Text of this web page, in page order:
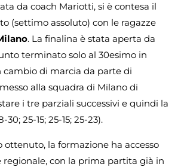
da coach Mariotti, si è contesa il
(settimo assoluto) con le ragazze
. La finalina è stata aperta da
terminato solo al 30esimo in
cambio di marcia da parte di
alla squadra di Milano di
i tre parziali successivi e quindi la
25-15; 25-15; 25-23).
ottenuto, la formazione ha accesso
regionale, con la prima partita già in